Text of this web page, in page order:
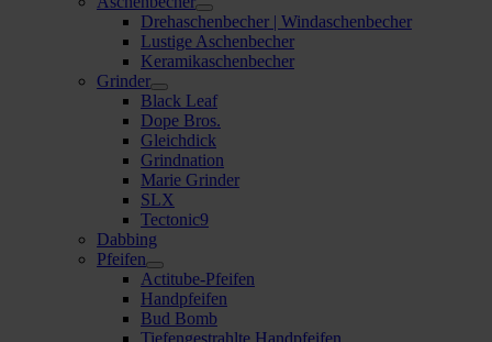
Drehaschenbecher | Windaschenbecher
Lustige Aschenbecher
Keramikaschenbecher
Grinder
Black Leaf
Dope Bros.
Gleichdick
Grindnation
Marie Grinder
SLX
Tectonic9
Dabbing
Pfeifen
Actitube-Pfeifen
Handpfeifen
Bud Bomb